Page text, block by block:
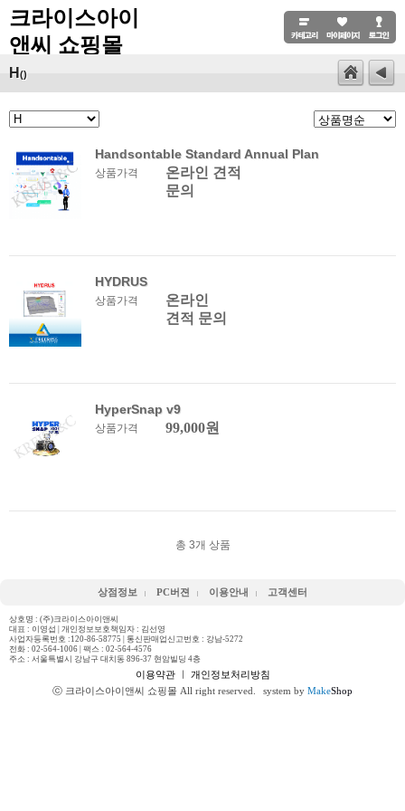
크라이스아이
앤씨 쇼핑몰
H ()
Handsontable Standard Annual Plan
상품가격
온라인 견적
문의
HYDRUS
상품가격
온라인
견적 문의
HyperSnap v9
상품가격 99,000원
총 3개 상품
상점정보 PC버젼 이용안내 고객센터
상호명 : (주)크라이스아이앤씨
대표 : 이영섭 | 개인정보보호책임자 : 김선영
사업자등록번호 :120-86-58775 | 통신판매업신고번호 : 강남-5272
전화 : 02-564-1006 | 팩스 : 02-564-4576
주소 : 서울특별시 강남구 대치동 896-37 현암빌딩 4층
이용약관ㅣ 개인정보처리방침
ⓒ 크라이스아이앤씨 쇼핑몰 All right reserved.
system by MakeShop